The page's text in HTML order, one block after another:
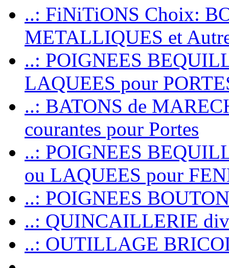
..: FiNiTiONS Choix:
METALLIQUES et
..: POIGNEES
LAQUEES pour
..: BATONS de
courantes pour Portes
..: POIGNEES
ou LAQUEES pour
..: POIGNEES
..: QUINCAILLERIE
..: OUTILLAGE